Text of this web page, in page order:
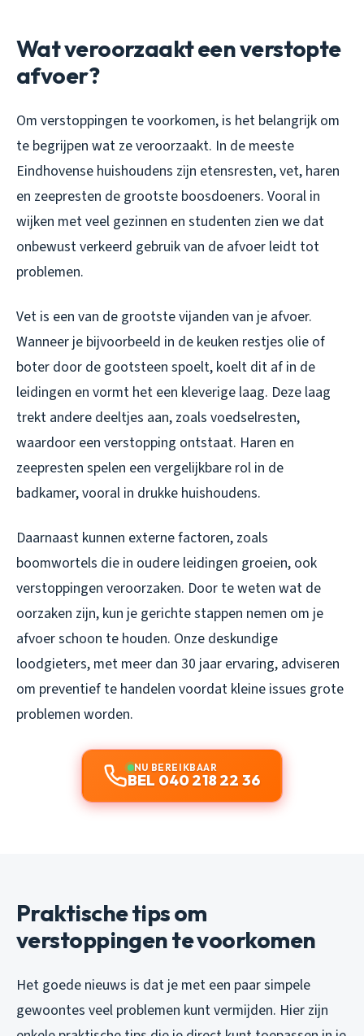
Wat veroorzaakt een verstopte
afvoer?
Om verstoppingen te voorkomen, is het belangrijk om
te begrijpen wat ze veroorzaakt. In de meeste
Eindhovense huishoudens zijn etensresten, vet, haren
en zeepresten de grootste boosdoeners. Vooral in
wijken met veel gezinnen en studenten zien we dat
onbewust verkeerd gebruik van de afvoer leidt tot
problemen.
Vet is een van de grootste vijanden van je afvoer.
Wanneer je bijvoorbeeld in de keuken restjes olie of
boter door de gootsteen spoelt, koelt dit af in de
leidingen en vormt het een kleverige laag. Deze laag
trekt andere deeltjes aan, zoals voedselresten,
waardoor een verstopping ontstaat. Haren en
zeepresten spelen een vergelijkbare rol in de
badkamer, vooral in drukke huishoudens.
Daarnaast kunnen externe factoren, zoals
boomwortels die in oudere leidingen groeien, ook
verstoppingen veroorzaken. Door te weten wat de
oorzaken zijn, kun je gerichte stappen nemen om je
afvoer schoon te houden. Onze deskundige
loodgieters, met meer dan 30 jaar ervaring, adviseren
om preventief te handelen voordat kleine issues grote
problemen worden.
NU BEREIKBAAR
BEL 040 218 22 36
Praktische tips om
verstoppingen te voorkomen
Het goede nieuws is dat je met een paar simpele
gewoontes veel problemen kunt vermijden. Hier zijn